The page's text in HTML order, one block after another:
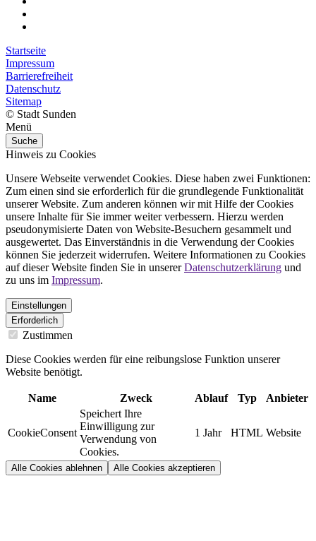
Startseite
Impressum
Barrierefreiheit
Datenschutz
Sitemap
© Stadt Sunden
Menü
Suche
Hinweis zu Cookies
Unsere Webseite verwendet Cookies. Diese haben zwei Funktionen:
Zum einen sind sie erforderlich für die grundlegende Funktionalität
unserer Website. Zum anderen können wir mit Hilfe der Cookies
unsere Inhalte für Sie immer weiter verbessern. Hierzu werden
pseudonymisierte Daten von Website-Besuchern gesammelt und
ausgewertet. Das Einverständnis in die Verwendung der Cookies
können Sie jederzeit widerrufen. Weitere Informationen zu Cookies
auf dieser Website finden Sie in unsererDatenschutzerklärung und
zu uns im Impressum.
Einstellungen
Erforderlich
Zustimmen
Diese Cookies werden für eine reibungslose Funktion unserer
Website benötigt.
Name Zweck Ablauf Typ Anbieter
CookieConsent
Speichert Ihre
Einwilligung zur
Verwendung von
Cookies.
1 Jahr HTML Website
Alle Cookies ablehnen Alle Cookies akzeptieren